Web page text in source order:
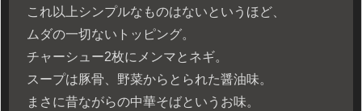
これ以上シンプルなものはないというほど、
ムダの一切ないトッピング。
チャーシュー2枚にメンマとネギ。
スープは豚骨、野菜からとられた醤油味。
まさに昔ながらの中華そばというお味。